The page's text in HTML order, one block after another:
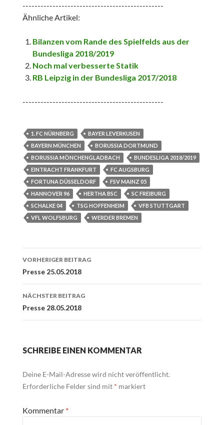
-----------------------------------------------
Ähnliche Artikel:
Bilanzen vom Rande des Spielfelds aus der
Bundesliga 2018/2019
Noch mal verbesserte Statik
RB Leipzig in der Bundesliga 2017/2018
-----------------------------------------------
1. FC NÜRNBERG
BAYER LEVERKUSEN
BAYERN MÜNCHEN
BORUSSIA DORTMUND
BORUSSIA MÖNCHENGLADBACH
BUNDESLIGA 2018/2019
EINTRACHT FRANKFURT
FC AUGSBURG
FORTUNA DÜSSELDORF
FSV MAINZ 05
HANNOVER 96
HERTHA BSC
SC FREIBURG
SCHALKE 04
TSG HOFFENHEIM
VFB STUTTGART
VFL WOLFSBURG
WERDER BREMEN
Beitrags-
Navigation
VORHERIGER BEITRAG
Presse 25.05.2018
NÄCHSTER BEITRAG
Presse 28.05.2018
SCHREIBE EINEN KOMMENTAR
Deine E-Mail-Adresse wird nicht veröffentlicht.
Erforderliche Felder sind mit * markiert
Kommentar *